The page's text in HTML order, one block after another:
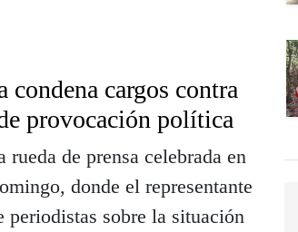
cargos contra
provocación política
de prensa celebrada en
donde el representante
periodistas sobre la situación